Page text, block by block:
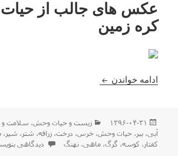
عکس های جالب از
کره زمین
ادامه خواندن عکس های جالب از حیات
ارسال
شده
در
۱۳۹۶-۰۴-۳۱ دسته‌ها
زیست و حیات وحش، سلامت و
آبی،ببر ،حیات وحش،خرس، درخت،زرافه، شتر ، شیر ،
کفتار ، کوسه، گرگ،ماهی،نهنگ برای عکس های
دیدگاهی